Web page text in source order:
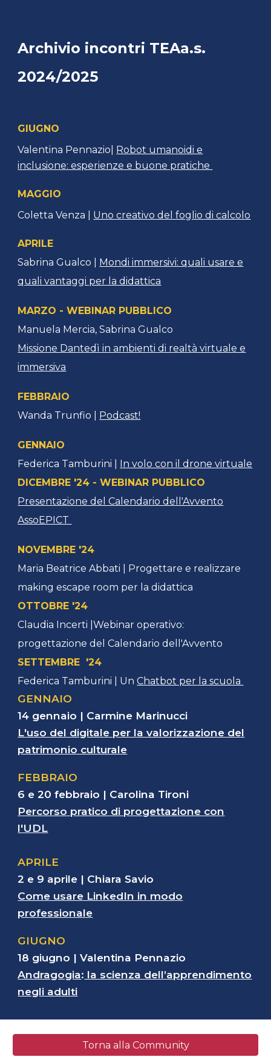
Archivio incontri TEAa.s.
2024/2025
GIUGNO
Valentina Pennazio| Robot umanoidi e
inclusione: esperienze e buone pratiche
MAGGIO
Coletta Venza |
Uno creativo del foglio di calcolo
APRILE
Sabrina Gualco |
Mondi immersivi: quali usare e
quali vantaggi per la didattica
MARZO - WEBINAR PUBBLICO
Manuela Mercia, Sabrina Gualco
Missione Dantedì in ambienti di realtà virtuale e
immersiva
FEBBRAIO
Wanda Trunfio |
Podcast!
GENNAIO
Federica Tamburini |
In volo con il drone virtuale
DICEMBRE '24 - WEBINAR PUBBLICO
Presentazione del Calendario dell'Avvento
AssoEPICT
NOVEMBRE '24
Maria Beatrice Abbati | Progettare e realizzare
making escape room per la didattica
OTTOBRE '24
Claudia Incerti |Webinar operativo:
progettazione del Calendario dell'Avvento
SETTEMBRE '24
Federica Tamburini | Un Chatbot per la scuola
GENNAIO
14 gennaio | Carmine Marinucci
L'uso del digitale per la valorizzazione del
patrimonio culturale
FEBBRAIO
6 e 20 febbraio | Carolina Tironi
Percorso pratico di progettazione con
l'UDL
APRILE
2 e 9 aprile | Chiara Savio
Come usare LinkedIn in modo
professionale
GIUGNO
18 giugno |Valentina Pennazio
Andragogia: la scienza dell’apprendimento
negli adulti
Torna alla Community